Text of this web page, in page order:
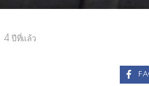
4 ปีที่แล้ว